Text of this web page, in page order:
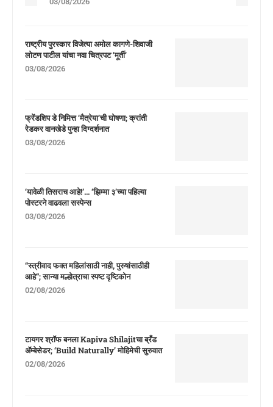
राष्ट्रीय पुरस्कार विजेत्या अमोल कागणे-शिवाजी
लोटण पाटील यांचा नवा चित्रपट ‘मूर्ती’
03/08/2026
फ्रेंडशिप डे निमित्त ‘मैत्रेया’ची घोषणा; क्रांती
रेडकर वानखेडे पुन्हा दिग्दर्शनात
03/08/2026
‘यावेळी तिसराच आहे!’… ‘झिम्मा ३’च्या पहिल्या
पोस्टरने वाढवला सस्पेन्स
03/08/2026
“स्त्रीवाद फक्त महिलांसाठी नाही, पुरुषांसाठीही
आहे”; सान्या मल्होत्राचा स्पष्ट दृष्टिकोन
02/08/2026
टायगर श्रॉफ बनला Kapiva Shilajitचा ब्रँड
ॲम्बेसेडर; ‘Build Naturally’ मोहिमेची सुरुवात
02/08/2026